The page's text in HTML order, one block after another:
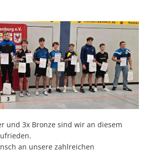
und 3x Bronze sind wir an diesem
an unsere zahlreichen